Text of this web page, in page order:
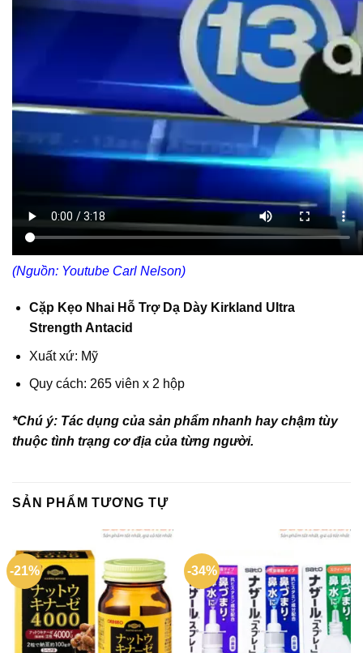
(Nguồn: Youtube Carl Nelson)
Cặp Kẹo Nhai Hỗ Trợ Dạ Dày Kirkland Ultra
Strength Antacid
Xuất xứ: Mỹ
Quy cách: 265 viên x 2 hộp
*Chú ý: Tác dụng của sản phẩm nhanh hay chậm tùy
thuộc tình trạng cơ địa của từng người.
SẢN PHẨM TƯƠNG TỰ
-21% -34%